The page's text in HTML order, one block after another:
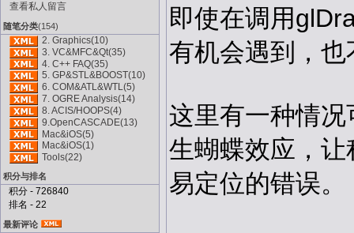
查看私人留言
随笔分类(154)
2. Graphics(10)
3. VC&MFC&Qt(35)
4. C++ FAQ(35)
5. GP&STL&BOOST(10)
6. COM&ATL&WTL(5)
7. OGRE Analysis(14)
8. ACIS/HOOPS(4)
9.OpenCASCADE(13)
Mac&iOS(5)
Mac&iOS(1)
Tools(22)
积分与排名
积分 - 726840
排名 - 22
最新评论
即使在调用
有机会遇到，
这里有一种情
生蝴蝶效应，
易定位的错误。